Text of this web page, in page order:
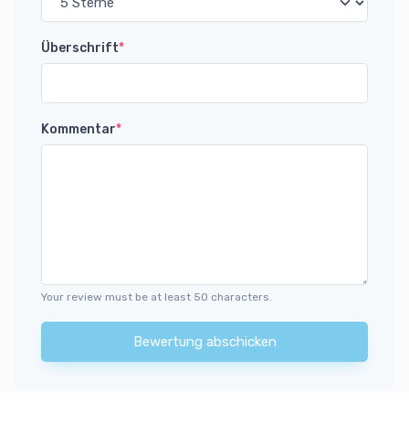
Überschrift*
Kommentar*
Your review must be at least 50 characters.
Bewertung abschicken